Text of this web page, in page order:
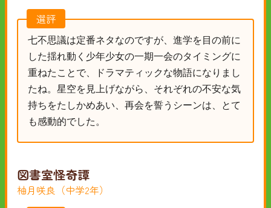
選評
七不思議は定番ネタなのですが、進学を目の前に
した揺れ動く少年少女の一期一会のタイミングに
重ねたことで、ドラマティックな物語になりまし
たね。星空を見上げながら、それぞれの不安な気
持ちをたしかめあい、再会を誓うシーンは、とて
も感動的でした。
図書室怪奇譚
柚月咲良（中学2年）